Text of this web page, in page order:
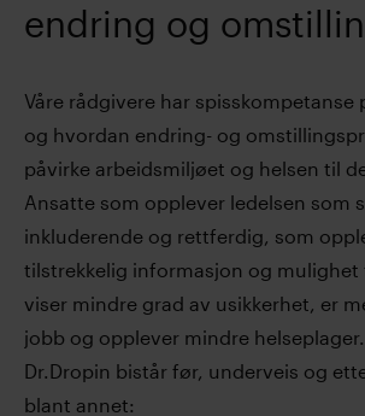
endring og
Våre rådgivere har spisskompetanse
og hvordan endring- og
påvirke arbeidsmiljøet og helsen til
Ansatte som opplever ledelsen som
inkluderende og rettferdig, som
tilstrekkelig informasjon og mulighet
viser mindre grad av usikkerhet, er
jobb og opplever mindre helseplager.
Dr.Dropin bistår før, underveis og
blant annet: